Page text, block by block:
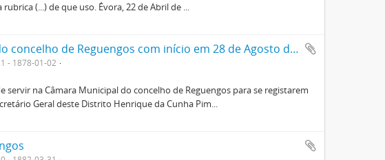
(...) de que uso. Évora, 22 de Abril de ...
Livro das Actas das Sessões da Câmar Municipal do concelho de Reguengos com início em 28 de Agosto de 1876
- 1878-01-02
na Câmara Municipal do concelho de Reguengos para se registarem
Geral deste Distrito Henrique da Cunha Pim...